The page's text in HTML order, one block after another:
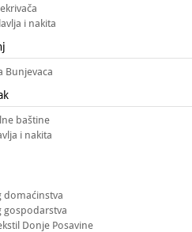
i nakita
Bunjevaca
baštine
i nakita
domaćinstva
gospodarstva
Donje Posavine